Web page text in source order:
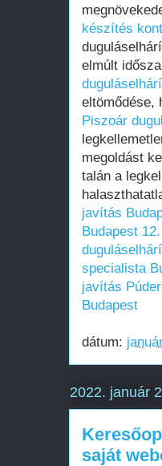
készítés
elmúlt
eltömődése,
Piszoár
megoldást
talán a
javítás
Budapest
specialista
javítás
Budapest
dátum:
2022. január
saját